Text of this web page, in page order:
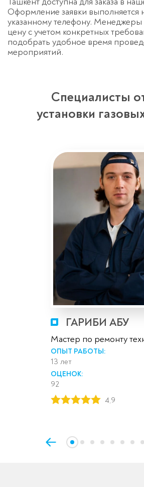
Оформление заявки выполняется
указанному телефону. Менеджеры
цену с учетом конкретных
подобрать удобное время
мероприятий.
Специалисты
установки
ГАРИБИ АБУ
Мастер по ремонту
ОПЫТ РАБОТЫ:
13 лет
ОЦЕНОК:
92
4,9